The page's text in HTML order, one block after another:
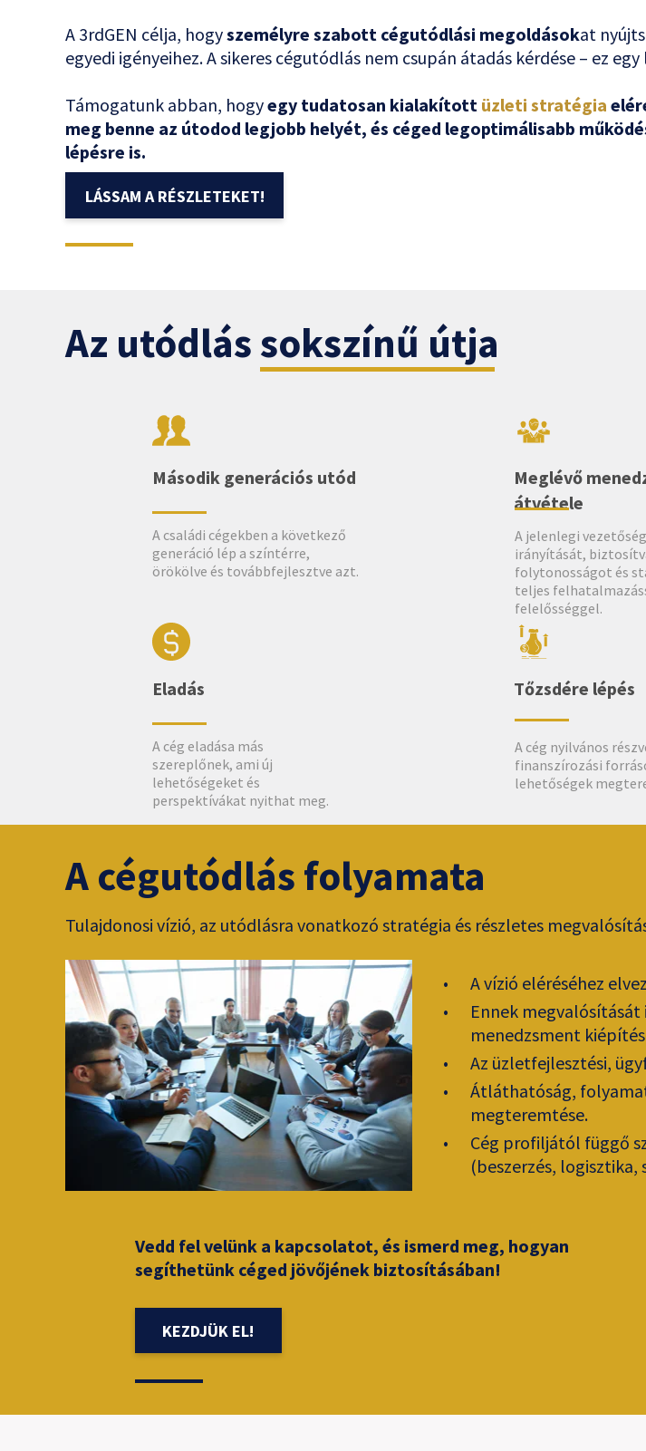
LÁSSAM A RÉSZLETEKET!
A 3rdGEN célja, hogyszemélyre szabott cégutódlási megoldásokat
egyedi igényeihez. A sikeres cégutódlás nem csupán átadás kérdése – ez
Támogatunk abban, hogyegy tudatosan kialakított üzleti stratégia
meg benne az útodod legjobb helyét, és céged legoptimálisabb
lépésre is.
Az utódlás sokszínű útja
Második generációs utód
A családi cégekben a következő
generáció lép a színtérre,
örökölve és továbbfejlesztve azt.
A jelenlegi
irányítását,
folytonosságot és
teljes
felelősséggel.
Meglévő
átvétele
Eladás
A cég eladása más
szereplőnek, ami új
lehetőségeket és
perspektívákat nyithat meg.
A cég nyilvános
finanszírozási
lehetőségek
Tőzsdére lépés
Tulajdonosi vízió, az utódlásra vonatkozó stratégia és részletes
A vízió eléréséhez
Ennek
menedzsment
Az üzletfejlesztési,
Átláthatóság,
megteremtése.
Cég profiljától függő
(beszerzés, logisztika,
A cégutódlás folyamata
KEZDJÜK EL!
Vedd fel velünk a kapcsolatot, és ismerd meg, hogyan
segíthetünk céged jövőjének biztosításában!